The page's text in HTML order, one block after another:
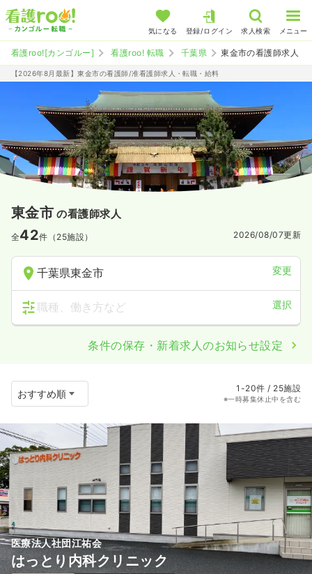
気になる 登録/ログイン 求人検索 メニュー
看護roo![カンゴルー] 看護roo! 転職 千葉県 東金市の看護師求人
【2026年8月最新】東金市の看護師/准看護師求人・転職・給料
東金市 の看護師求人
全42件（25施設） 2026/08/07更新
千葉県東金市 変更
職種、働き方など 選択
条件の保存・新着求人のお知らせ設定
1-20件 / 25施設
※一時募集休止中を含む
医療法人社団江祐会
はっとり内科クリニック